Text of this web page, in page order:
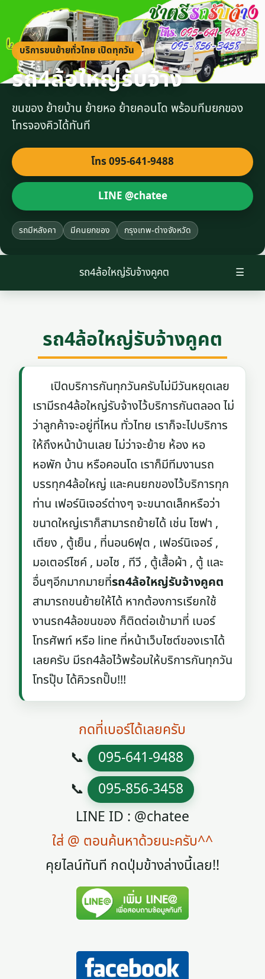
บริการขนย้ายทั่วไทย เปิดทุกวัน
รถ4ล้อใหญ่รับจ้าง
ขนของ ย้ายบ้าน ย้ายหอ ย้ายคอนโด พร้อมทีมยกของ
โทรจองคิวได้ทันที
โทร 095-641-9488
LINE @chatee
รถมีหลังคา มีคนยกของ กรุงเทพ-ต่างจังหวัด
☰
รถ4ล้อใหญ่รับจ้างคูคต
รถ4ล้อใหญ่รับจ้างคูคต
เปิดบริการกันทุกวันครับไม่มีวันหยุดเลย
เรามีรถ4ล้อใหญ่รับจ้างไว้บริการกันตลอด ไม่
ว่าลูกค้าจะอยู่ที่ไหน ทั่วไทย เราก็จะไปบริการ
ให้ถึงหน้าบ้านเลย ไม่ว่าจะย้าย ห้อง หอ
หอพัก บ้าน หรือคอนโด เราก็มีทีมงานรถ
บรรทุก4ล้อใหญ่ และคนยกของไว้บริการทุก
ท่าน เฟอร์นิเจอร์ต่างๆ จะขนาดเล็กหรือว่า
ขนาดใหญ่เราก็สามารถย้ายได้ เช่น โซฟา ,
เตียง , ตู้เย็น , ที่นอน6ฟุต , เฟอร์นิเจอร์ ,
มอเตอร์ไซค์ , มอไซ , ทีวี , ตู้เสื้อผ้า , ตู้ และ
อื่นๆอีกมากมายที่รถ4ล้อใหญ่รับจ้างคูคต
สามารถขนย้ายให้ได้ หากต้องการเรียกใช้
งานรถ4ล้อขนของ ก็ติดต่อเข้ามาที่ เบอร์
โทรศัพท์ หรือ line ที่หน้าเว็บไซต์ของเราได้
เลยครับ มีรถ4ล้อไว้พร้อมให้บริการกันทุกวัน
โทรปุ๊บ ได้คิวรถปั๊บ!!!
กดที่เบอร์ได้เลยครับ
📞 095-641-9488
📞 095-856-3458
LINE ID : @chatee
ใส่ @ ตอนค้นหาด้วยนะครับ^^
คุยไลน์ทันที กดปุ่มข้างล่างนี้เลย!!